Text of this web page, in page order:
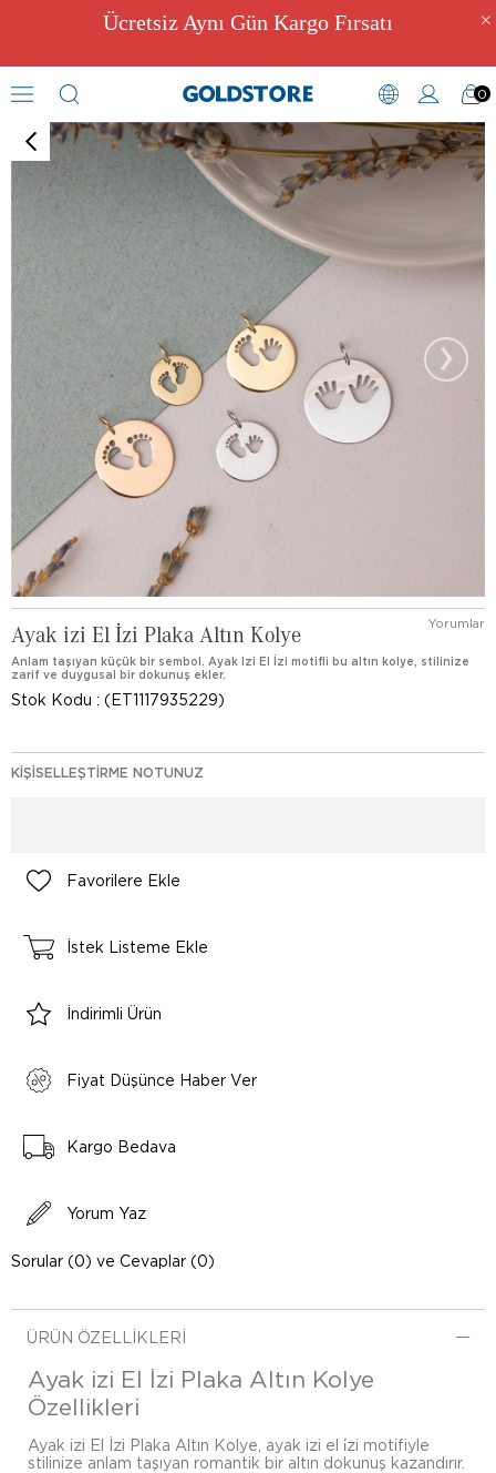
Ücretsiz Aynı Gün Kargo Fırsatı
0
›
Ayak izi El İzi Plaka Altın Kolye Yorumlar
Anlam taşıyan küçük bir sembol. Ayak Izi El İzi motifli bu altın kolye, stilinize
zarif ve duygusal bir dokunuş ekler.
Stok Kodu (ET1117935229)
KIŞISELLEŞTIRME NOTUNUZ
Favorilere Ekle
İstek Listeme Ekle
İndirimli Ürün
Fiyat Düşünce Haber Ver
Kargo Bedava
Yorum Yaz
Sorular (0) ve Cevaplar (0)
ÜRÜN ÖZELLIKLERI
Ayak izi El İzi Plaka Altın Kolye
Özellikleri
Ayak izi El İzi Plaka Altın Kolye, ayak izi el i̇zi motifiyle
stilinize anlam taşıyan romantik bir altın dokunuş kazandırır.